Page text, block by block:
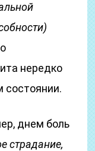
нередко
состоянии.
днем боль
страдание,